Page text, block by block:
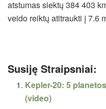
atstumas siektų 384 403
veido reiktų atitraukti į 7.6
Susiję Straipsniai:
Kepler-20: 5
(video)